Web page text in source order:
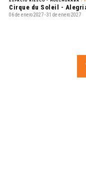
Cirque du Soleil -
06 de enero 2027 - 31 de enero 2027